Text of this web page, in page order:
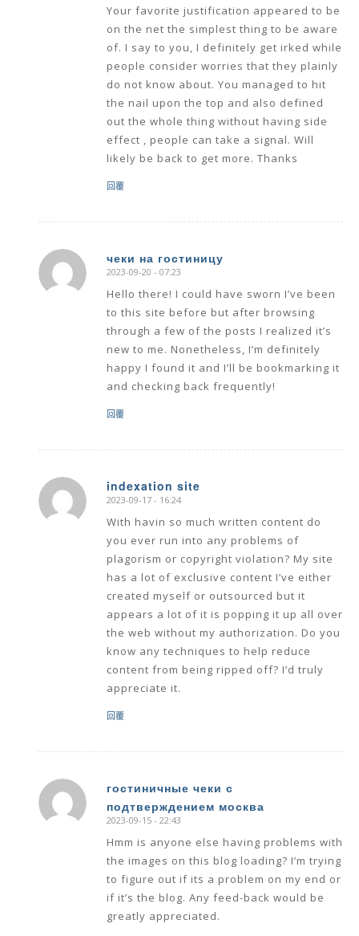
Your favorite justification appeared to be
on the net the simplest thing to be aware
of. I say to you, I definitely get irked while
people consider worries that they plainly
do not know about. You managed to hit
the nail upon the top and also defined
out the whole thing without having side
effect , people can take a signal. Will
likely be back to get more. Thanks
回覆
чеки на гостиницу
says:
2023-09-20 - 07:23
Hello there! I could have sworn I’ve been
to this site before but after browsing
through a few of the posts I realized it’s
new to me. Nonetheless, I’m definitely
happy I found it and I’ll be bookmarking it
and checking back frequently!
回覆
indexation site
says:
2023-09-17 - 16:24
With havin so much written content do
you ever run into any problems of
plagorism or copyright violation? My site
has a lot of exclusive content I’ve either
created myself or outsourced but it
appears a lot of it is popping it up all over
the web without my authorization. Do you
know any techniques to help reduce
content from being ripped off? I’d truly
appreciate it.
回覆
гостиничные чеки с
подтверждением москва
says:
2023-09-15 - 22:43
Hmm is anyone else having problems with
the images on this blog loading? I’m trying
to figure out if its a problem on my end or
if it’s the blog. Any feed-back would be
greatly appreciated.